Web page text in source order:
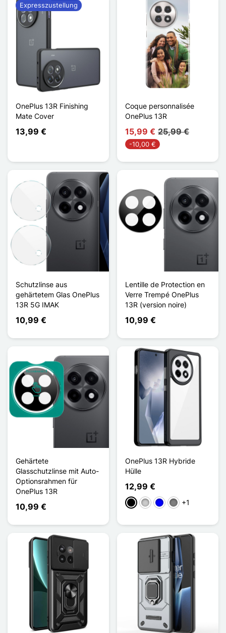
OnePlus 13R Finishing
Mate Cover
13,99 €
Expresszustellung
Coque personnalisée
OnePlus 13R
15,99 € 25,99 €
-10,00 €
Schutzlinse aus
gehärtetem Glas OnePlus
13R 5G IMAK
10,99 €
Lentille de Protection en
Verre Trempé OnePlus
13R (version noire)
10,99 €
Gehärtete
Glasschutzlinse mit Auto-
Optionsrahmen für
OnePlus 13R
10,99 €
OnePlus 13R Hybride
Hülle
12,99 €
SchwarzTransparent
BlauGris Transparent
+1